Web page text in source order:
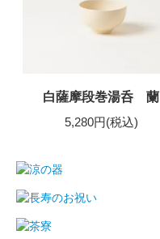
白薩摩段巻湯呑 蘭
5,280円(税込)